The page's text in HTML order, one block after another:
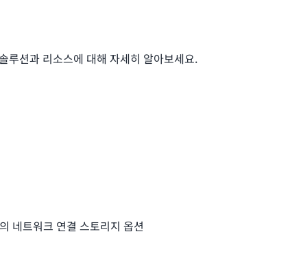
루션과 리소스에 대해 자세히 알아보세요.
네트워크 연결 스토리지 옵션